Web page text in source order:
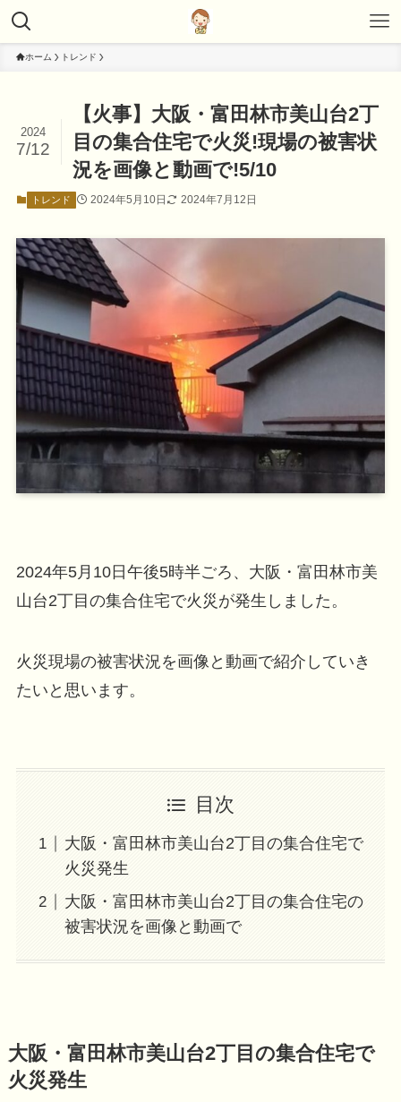
ホーム トレンド
【火事】大阪・富田林市美山台2丁
目の集合住宅で火災!現場の被害状
況を画像と動画で!5/10
2024
7/12
トレンド 2024年5月10日 2024年7月12日
2024年5月10日午後5時半ごろ、大阪・富田林市美
山台2丁目の集合住宅で火災が発生しました。
火災現場の被害状況を画像と動画で紹介していき
たいと思います。
目次
大阪・富田林市美山台2丁目の集合住宅で
火災発生
大阪・富田林市美山台2丁目の集合住宅の
被害状況を画像と動画で
大阪・富田林市美山台2丁目の集合住宅で
火災発生